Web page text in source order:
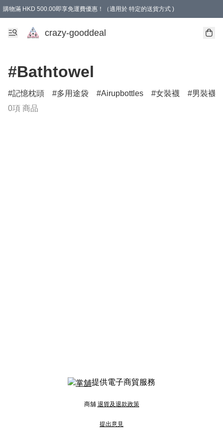
購物滿 HKD 500.00即享免運費優惠！（適用於 特定的送貨方式 )
成為會員可享免費禮品
crazy-gooddeal
#Bathtowel
記憶枕頭 多用途袋 Airupbottles 女裝襪
男裝襪
0項 商品
提供電子商貿服務
商舖 退貨及退款政策
提出意見